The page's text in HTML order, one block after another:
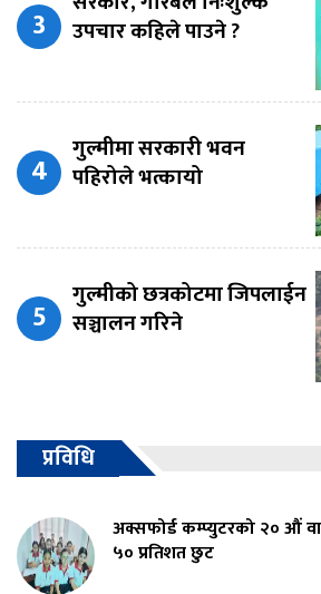
उपचार कहिले पाउने ?
गुल्मीमा सरकारी भवन
पहिरोले भत्कायो
गुल्मीको छत्रकोटमा जिपलाईन
सञ्चालन गरिने
प्रविधि
अक्सफोर्ड कम्प्युटरको २० औं
५० प्रतिशत छुट